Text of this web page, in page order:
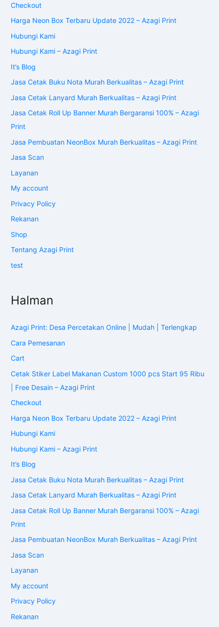
Checkout
Harga Neon Box Terbaru Update 2022 – Azagi Print
Hubungi Kami
Hubungi Kami – Azagi Print
It’s Blog
Jasa Cetak Buku Nota Murah Berkualitas – Azagi Print
Jasa Cetak Lanyard Murah Berkualitas – Azagi Print
Jasa Cetak Roll Up Banner Murah Bergaransi 100% – Azagi
Print
Jasa Pembuatan NeonBox Murah Berkualitas – Azagi Print
Jasa Scan
Layanan
My account
Privacy Policy
Rekanan
Shop
Tentang Azagi Print
test
Halman
Azagi Print: Desa Percetakan Online | Mudah | Terlengkap
Cara Pemesanan
Cart
Cetak Stiker Label Makanan Custom 1000 pcs Start 95 Ribu
| Free Desain – Azagi Print
Checkout
Harga Neon Box Terbaru Update 2022 – Azagi Print
Hubungi Kami
Hubungi Kami – Azagi Print
It’s Blog
Jasa Cetak Buku Nota Murah Berkualitas – Azagi Print
Jasa Cetak Lanyard Murah Berkualitas – Azagi Print
Jasa Cetak Roll Up Banner Murah Bergaransi 100% – Azagi
Print
Jasa Pembuatan NeonBox Murah Berkualitas – Azagi Print
Jasa Scan
Layanan
My account
Privacy Policy
Rekanan